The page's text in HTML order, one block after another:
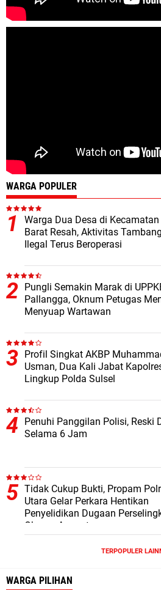
WARGA POPULER
Warga Dua Desa di
Barat Resah, Aktivitas
Ilegal Terus Beroperasi
Pungli Semakin Marak di
Pallangga, Oknum Petugas
Menyuap Wartawan
Profil Singkat AKBP
Usman, Dua Kali Jabat
Lingkup Polda Sulsel
Penuhi Panggilan Polisi, Reski
Selama 6 Jam
Tidak Cukup Bukti, Propam
Utara Gelar Perkara Hentikan
Penyelidikan Dugaan
Oknum Anggota
TERPOPULER
WARGA PILIHAN